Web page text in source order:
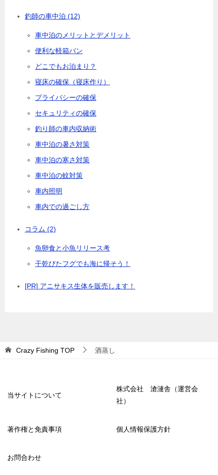
釣師の車中泊 (12)
車中泊のメリットとデメリット
便利な軽箱バン
どこでもお泊まり？
寝床の確保（寝床作り）
プライバシーの確保
セキュリティの確保
釣り師の車内収納術
車中泊の暑さ対策
車中泊の寒さ対策
車中泊の蚊対策
車内照明
車内での過ごし方
コラム (2)
魚卵食と小魚リリース考
干乾びたフグでも海に帰そう！
[PR] アニサキス生体を販売します！
Crazy Fishing TOP 酒蒸し
当サイトについて
株式会社 滄漣舎（運営会
社）
著作権と免責事項 個人情報保護方針
お問合わせ